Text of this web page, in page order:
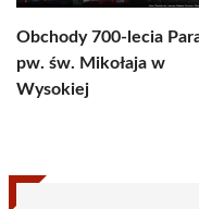
Obchody 700-lecia
pw. św. Mikołaja w
Wysokiej